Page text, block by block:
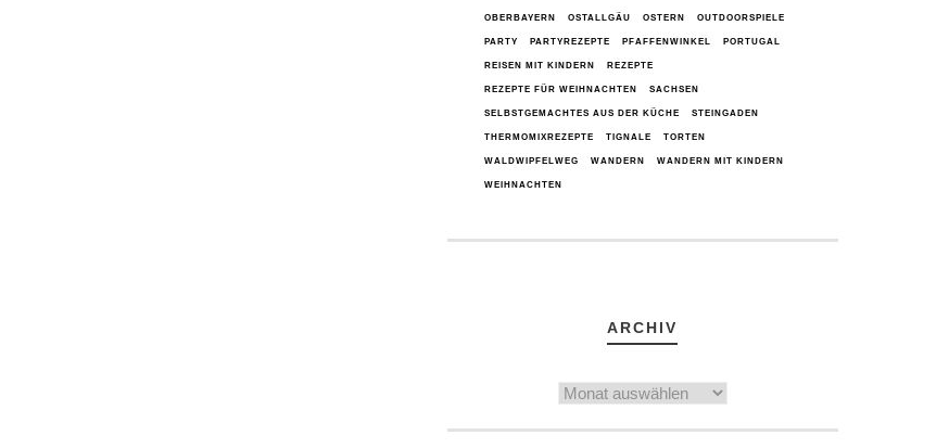
OBERBAYERN OSTALLGÄU OSTERN OUTDOORSPIELE
PARTY PARTYREZEPTE PFAFFENWINKEL PORTUGAL
REISEN MIT KINDERN REZEPTE
REZEPTE FÜR WEIHNACHTEN SACHSEN
SELBSTGEMACHTES AUS DER KÜCHE STEINGADEN
THERMOMIXREZEPTE TIGNALE TORTEN
WALDWIPFELWEG WANDERN WANDERN MIT KINDERN
WEIHNACHTEN
ARCHIV
Archiv